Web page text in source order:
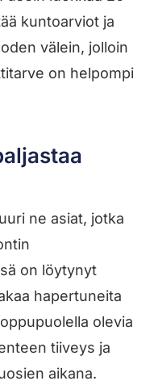
kuntoarviot ja
välein, jolloin
on helpompi
ne asiat, jotka
on löytynyt
hapertuneita
olevia
tiiveys ja
aikana.